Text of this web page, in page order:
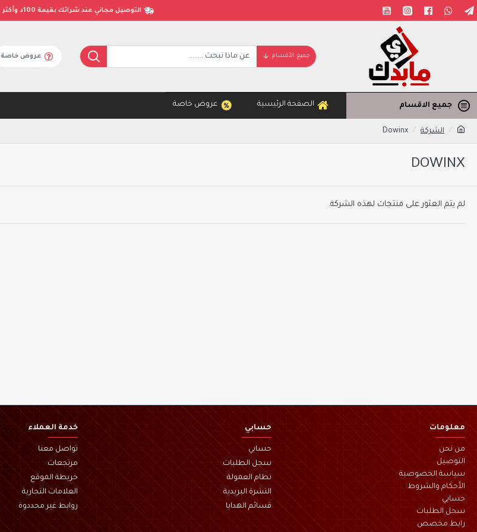
التوصيل مجاني عند شرائك بقيمة 100د وأكثر
جميع الأقسام عروض خاصة
جميع الاقسام الصفحة الرئيسية عروض خاصة
الشركة Dowinx
DOWINX
لم يتم العثور على منتجات لهذه الشركة.
معلومات
من نحن
التوصيل
سياسة الخصوصية
الأحكام والشروط
حسابي
سجل الطلبات
رابط مخصص
حسابي
حسابي
سجل الطلبات
نظام العمولة
النشرة البريدية
قسائم الهدايا
خدمة العملاء
تواصل معنا
مرتجعات
خريطة الموقع
العلامات التجارية
روابط غير محددوة